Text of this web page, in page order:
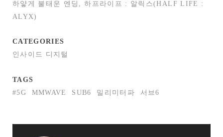
하얗게 불태운 엔딩, 하프라이프 : 알릭스(HALF LIFE :
ALYX)
CATEGORIES
인사이드 디지털
TAGS
#5G
MMWAVE SUB6 밀리미터파 서브6